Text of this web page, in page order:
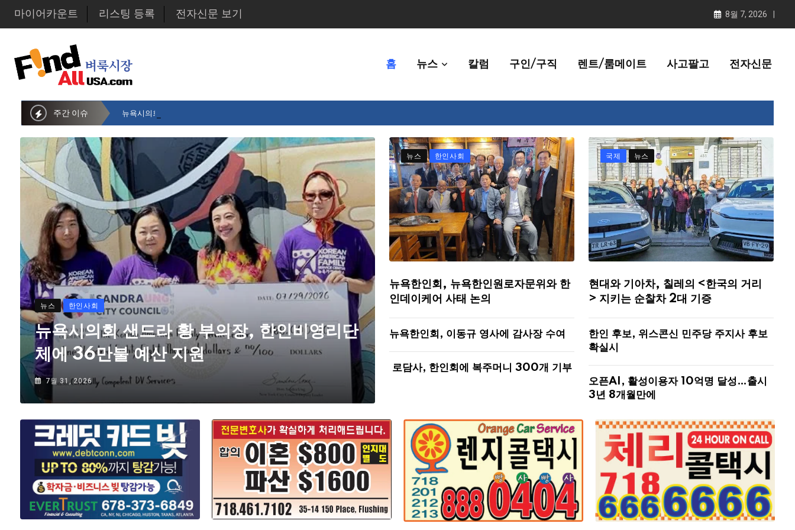
마이어카운트 리스팅 등록 전자신문 보기 8월 7, 2026
홈 뉴스 칼럼 구인/구직 렌트/룸메이트 사고팔고 전자신문
주간 이슈 뉴욕시의회 샌드라 황 부의장, 한인비영리단체에 36만불 예산 지원
뉴스 한인사회
뉴욕시의회 샌드라 황 부의장, 한인비영리단
체에 36만불 예산 지원
7월 31, 2026
뉴스 한인사회
뉴욕한인회, 뉴욕한인원로자문위와 한
인데이케어 사태 논의
뉴욕한인회, 이동규 영사에 감사장 수여
로담사, 한인회에 복주머니 300개 기부
국제 뉴스
현대와 기아차, 칠레의 <한국의 거리
> 지키는 순찰차 2대 기증
한인 후보, 위스콘신 민주당 주지사 후보
확실시
오픈AI, 활성이용자 10억명 달성…출시
3년 8개월만에